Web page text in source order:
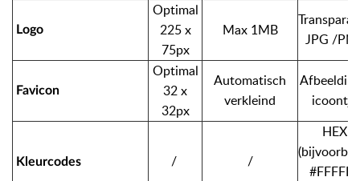
Logo
Optimal
225 x
75px
Max 1MB
JPG /
Favicon
Optimal
32 x
32px
Automatisch
verkleind
icoontje
Kleurcodes / /
HEX
#FFFFFF